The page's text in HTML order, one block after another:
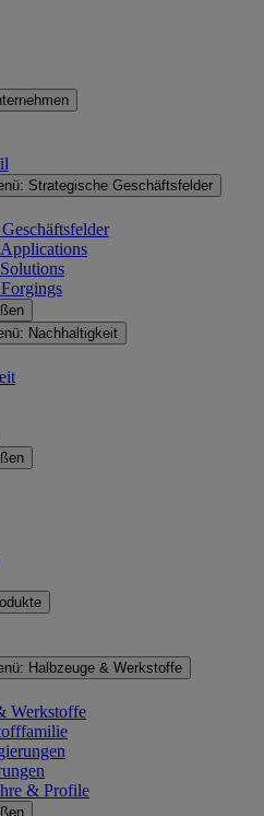
Strategische Geschäftsfelder
Nachhaltigkeit
Halbzeuge & Werkstoffe
Werkstoffe
& Profile